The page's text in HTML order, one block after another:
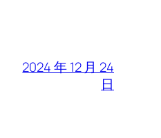
2024 年 12 月 24
日